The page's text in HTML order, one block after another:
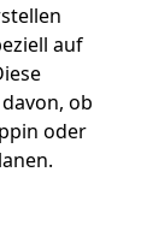
auf
ob
oder